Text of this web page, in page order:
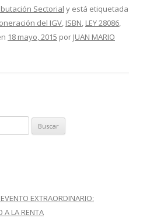
Sectorial y está etiquetada
del IGV, ISBN, LEY 28086,
18 mayo, 2015 por JUAN MARIO
EXTRAORDINARIO:
A LA RENTA